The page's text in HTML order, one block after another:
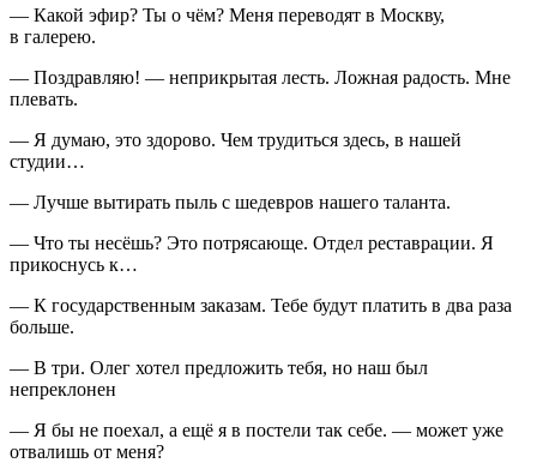
— Какой эфир? Ты о чём? Меня переводят в Москву,
в галерею.
— Поздравляю! — неприкрытая лесть. Ложная радость. Мне
плевать.
— Я думаю, это здорово. Чем трудиться здесь, в нашей
студии…
— Лучше вытирать пыль с шедевров нашего таланта.
— Что ты несёшь? Это потрясающе. Отдел реставрации. Я
прикоснусь к…
— К государственным заказам. Тебе будут платить в два раза
больше.
— В три. Олег хотел предложить тебя, но наш был
непреклонен
— Я бы не поехал, а ещё я в постели так себе. — может уже
отвалишь от меня?